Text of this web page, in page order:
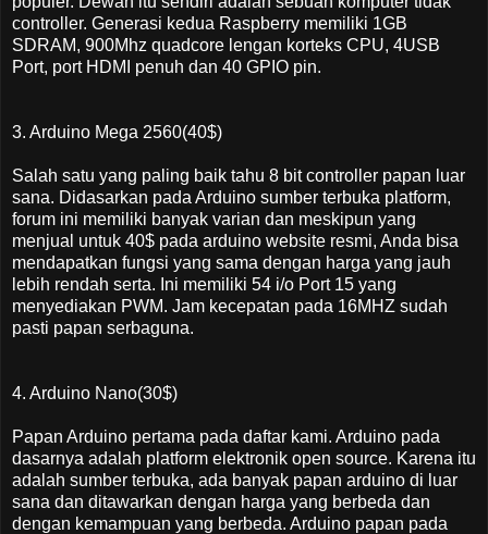
controller. Generasi kedua Raspberry memiliki 1GB
SDRAM, 900Mhz quadcore lengan korteks CPU, 4USB
Port, port HDMI penuh dan 40 GPIO pin.
3. Arduino Mega 2560(40$)
Salah satu yang paling baik tahu 8 bit controller papan luar
sana. Didasarkan pada Arduino sumber terbuka platform,
forum ini memiliki banyak varian dan meskipun yang
menjual untuk 40$ pada arduino website resmi, Anda bisa
mendapatkan fungsi yang sama dengan harga yang jauh
lebih rendah serta. Ini memiliki 54 i/o Port 15 yang
menyediakan PWM. Jam kecepatan pada 16MHZ sudah
pasti papan serbaguna.
4. Arduino Nano(30$)
Papan Arduino pertama pada daftar kami. Arduino pada
dasarnya adalah platform elektronik open source. Karena itu
adalah sumber terbuka, ada banyak papan arduino di luar
sana dan ditawarkan dengan harga yang berbeda dan
dengan kemampuan yang berbeda. Arduino papan pada